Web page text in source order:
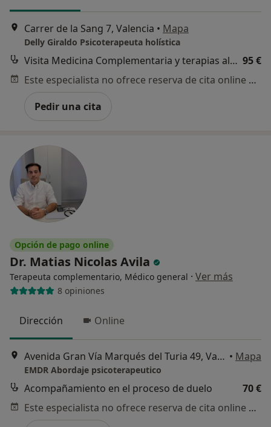
Carrer de la Sang 7, Valencia • Mapa
Delly Giraldo Psicoterapeuta holística
Visita Medicina Complementaria y terapias alternativas 95 €
Este especialista no ofrece reserva de cita online en esta dirección.
Pedir una cita
Opción de pago online
Dr. Matias Nicolas Avila
Terapeuta complementario, Médico general · Ver más
8 opiniones
Dirección Online
Avenida Gran Vía Marqués del Turia 49, Valencia • Mapa
EMDR Abordaje psicoterapeutico
Acompañamiento en el proceso de duelo
70 €
Este especialista no ofrece reserva de cita online en esta dirección.